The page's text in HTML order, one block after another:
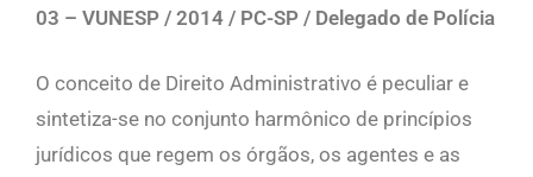
03 – VUNESP / 2014 / PC-SP / Delegado de Polícia
O conceito de Direito Administrativo é peculiar e
sintetiza-se no conjunto harmônico de princípios
jurídicos que regem os órgãos, os agentes e as